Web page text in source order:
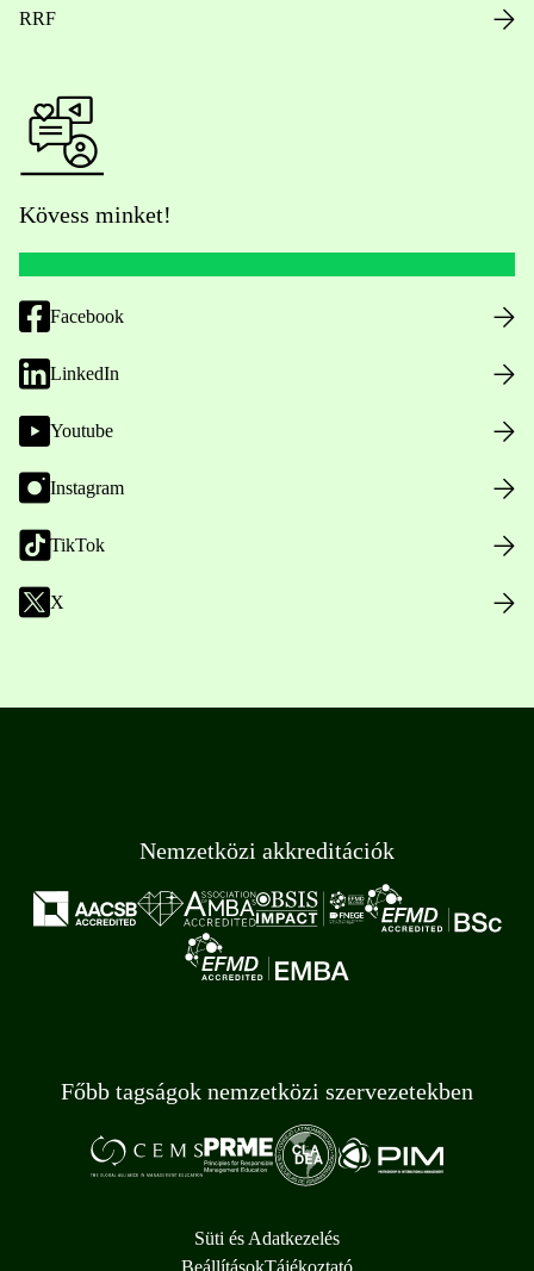
RRF
Kövess minket!
Facebook
LinkedIn
Youtube
Instagram
TikTok
X
Nemzetközi akkreditációk
Főbb tagságok nemzetközi szervezetekben
Süti és Adatkezelés